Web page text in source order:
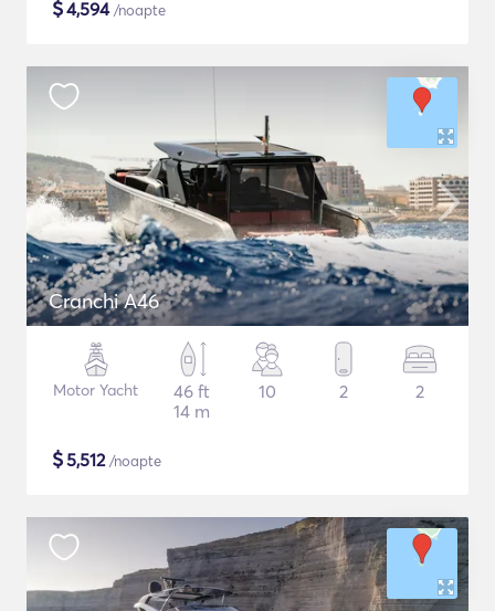
$4,594/noapte
Cranchi A46
Motor Yacht
46 ft
14 m
10 2 2
$5,512/noapte